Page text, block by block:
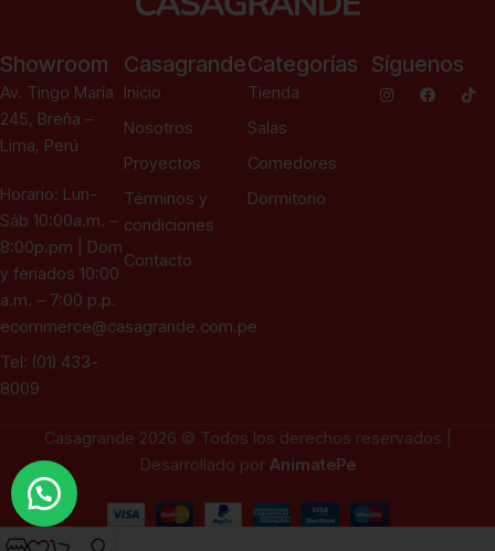
Showroom
Av. Tingo María
245, Breña –
Lima, Perú
Horario: Lun-
Sáb 10:00a.m. –
8:00p.pm | Dom
y feriados 10:00
a.m. – 7:00 p.p.
ecommerce@casagrande.com.pe
Tel: (01) 433-
8009
Casagrande
Inicio
Nosotros
Proyectos
Términos y
condiciones
Contacto
Categorías
Tienda
Salas
Comedores
Dormitorio
Síguenos
Casagrande 2026 © Todos los derechos reservados |
Desarrollado por AnimatePe